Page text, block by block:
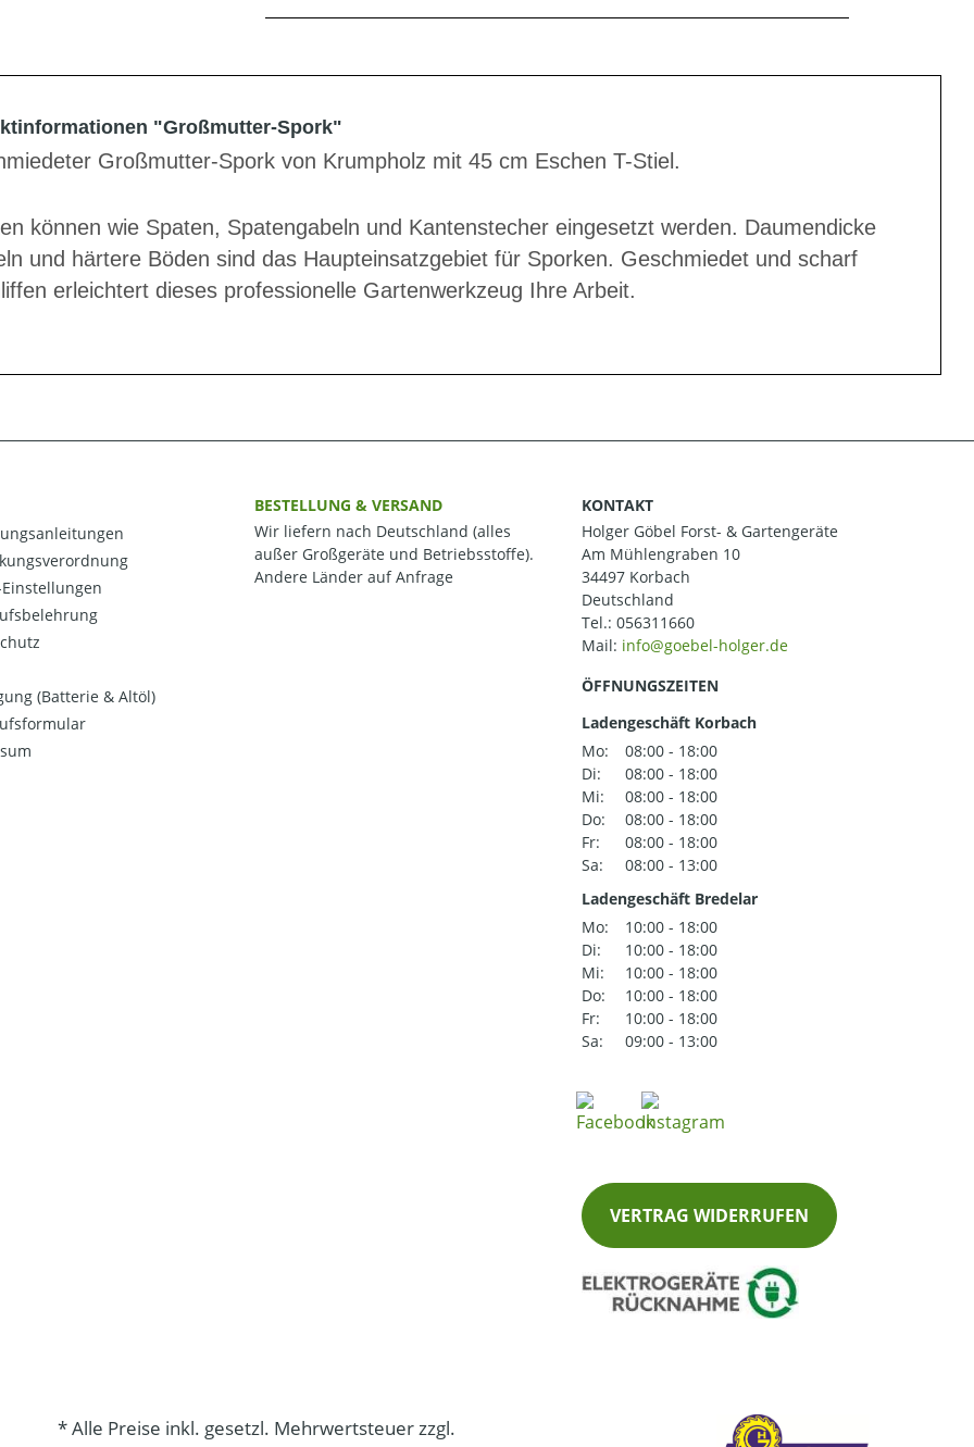
"Großmutter-Spork"
Großmutter-Spork von Krumpholz mit 45 cm Eschen T-Stiel.
können wie Spaten, Spatengabeln und Kantenstecher eingesetzt werden. Daumendicke
und härtere Böden sind das Haupteinsatzgebiet für Sporken. Geschmiedet und scharf
erleichtert dieses professionelle Gartenwerkzeug Ihre Arbeit.
Einstellungen
(Batterie & Altöl)
BESTELLUNG & VERSAND
Wir liefern nach Deutschland (alles
außer Großgeräte und Betriebsstoffe).
Andere Länder auf Anfrage
KONTAKT
Holger Göbel Forst- & Gartengeräte
Am Mühlengraben 10
34497 Korbach
Deutschland
Tel.: 056311660
Mail:
ÖFFNUNGSZEITEN
Ladengeschäft Korbach
Mo:
08:00 - 18:00
Di:
08:00 - 18:00
Mi:
08:00 - 18:00
Do:
08:00 - 18:00
Fr:
08:00 - 18:00
Sa:
08:00 - 13:00
Ladengeschäft Bredelar
Mo:
10:00 - 18:00
Di:
10:00 - 18:00
Mi:
10:00 - 18:00
Do:
10:00 - 18:00
Fr:
10:00 - 18:00
Sa:
09:00 - 13:00
VERTRAG WIDERRUFEN
* Alle Preise inkl. gesetzl. Mehrwertsteuer zzgl.